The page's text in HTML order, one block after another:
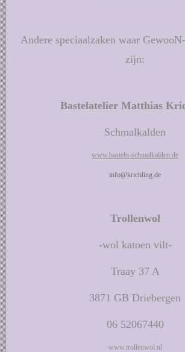
Andere speciaalzaken waar
zijn:
Bastelatelier Matthias
Schmalkalden
www.basteln-schmalkalden.de
info@krichling.de
Trollenwol
-wol katoen vilt-
Traay 37 A
3871 GB Driebergen
06 52067440
www.trollenwol.nl